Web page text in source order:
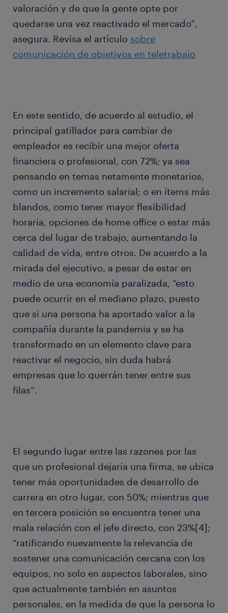
valoración y de que la gente opte por
quedarse una vez reactivado el mercado”,
asegura. Revisa el artículo sobre
comunicación de objetivos en teletrabajo
En este sentido, de acuerdo al estudio, el
principal gatillador para cambiar de
empleador es recibir una mejor oferta
financiera o profesional, con 72%; ya sea
pensando en temas netamente monetarios,
como un incremento salarial; o en ítems más
blandos, como tener mayor flexibilidad
horaria, opciones de home office o estar más
cerca del lugar de trabajo, aumentando la
calidad de vida, entre otros. De acuerdo a la
mirada del ejecutivo, a pesar de estar en
medio de una economía paralizada, “esto
puede ocurrir en el mediano plazo, puesto
que si una persona ha aportado valor a la
compañía durante la pandemia y se ha
transformado en un elemento clave para
reactivar el negocio, sin duda habrá
empresas que lo querrán tener entre sus
filas”.
El segundo lugar entre las razones por las
que un profesional dejaría una firma, se ubica
tener más oportunidades de desarrollo de
carrera en otro lugar, con 50%; mientras que
en tercera posición se encuentra tener una
mala relación con el jefe directo, con 23%[4];
“ratificando nuevamente la relevancia de
sostener una comunicación cercana con los
equipos, no solo en aspectos laborales, sino
que actualmente también en asuntos
personales, en la medida de que la persona lo